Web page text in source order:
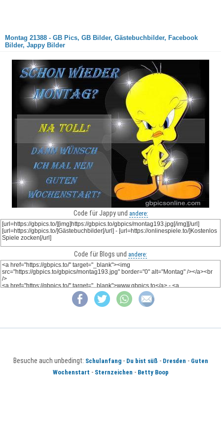
Montag 21388 - GB Pics, GB Bilder, Gästebuchbilder, Facebook
Bilder, Jappy Bilder
Code für Jappy und andere:
Code für Blogs und andere:
Besuche auch unbedingt: Schulanfang- Du bist süß - Dresden - Guten
Wochenstart - Sternzeichen - Betty Boop